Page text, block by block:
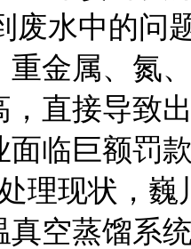
废水中的问
重金属、氮
，直接导致
面临巨额罚
理现状，
真空蒸馏系